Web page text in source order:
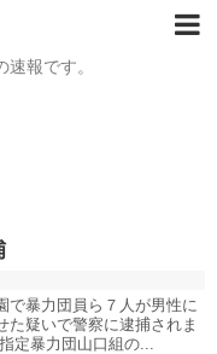
報です。
で暴力団員ら７人が男性に
た疑いで警察に逮捕されま
定暴力団山口組の...